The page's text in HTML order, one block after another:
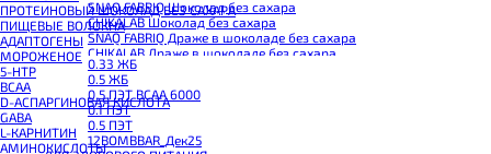
SNAQ FABRIQ Шоколад без сахара
CHIKALAB Шоколад без сахара
SNAQ FABRIQ Драже в шоколаде без сахара
CHIKALAB Драже в шоколаде без сахара
BOMBBAR Каша овсяная с белком
BOMBBAR Джем низкокалорийный
BOMBBAR Сахарозаменитель
BOMBBAR Паста
CHIKALAB Паста
CHIKALAB Смеси для выпечки
0.33 ЖБ
0.5 ЖБ
0.5 ПЭТ ВСАА 6000
0.1 ПЭТ
0.5 ПЭТ
12BOMBBAR_Дек25
ПРОТЕИНОВЫЙ ШОКОЛАД БЕЗ САХАРА
ПИЩЕВЫЕ ВОЛОКНА
АДАПТОГЕНЫ
МОРОЖЕНОЕ
5-HTP
BCAA
D-АСПАРГИНОВАЯ КИСЛОТА
GABA
L-КАРНИТИН
АМИНОКИСЛОТЫ